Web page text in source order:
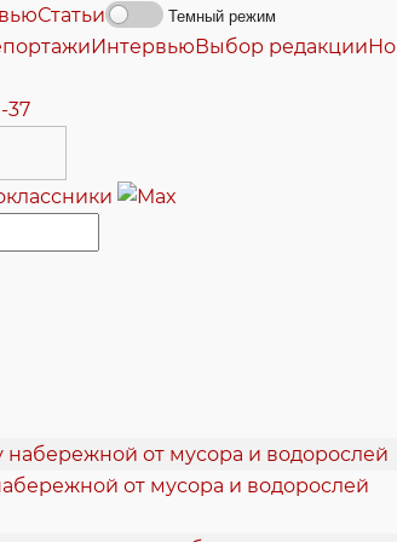
Статьи Темный режим
ИнтервьюВыбор редакции
37
от мусора и водорослей